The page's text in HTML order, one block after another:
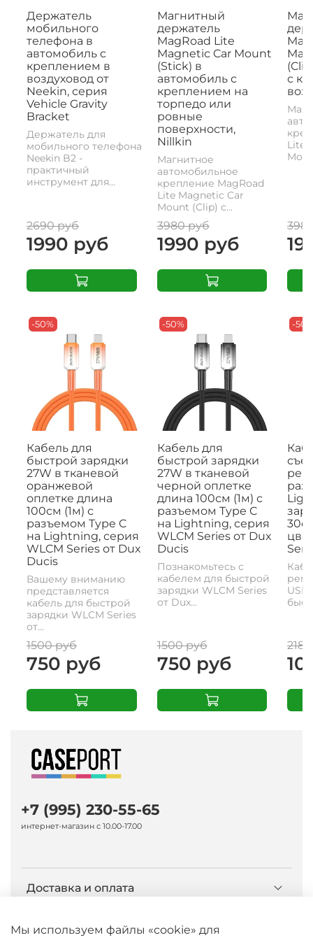
Держатель
мобильного
телефона в
автомобиль с
креплением в
воздуховод от
Neekin, серия
Vehicle Gravity
Bracket
Держатель для
мобильного телефона
Neekin B2 -
практичный
инструмент для...
2690 руб
1990 руб
Магнитный
держатель
MagRoad Lite
Magnetic Car Mount
(Stick) в
автомобиль с
креплением на
торпедо или
ровные
поверхности,
Nillkin
Магнитное
автомобильное
крепление MagRoad
Lite Magnetic Car
Mount (Clip) с...
3980 руб
1990 руб
с
Lite
-50%
Кабель для
быстрой зарядки
27W в тканевой
оранжевой
оплетке длина
100см (1м) с
разъемом Type C
на Lightning, серия
WLCM Series от Dux
Ducis
Вашему вниманию
представляется
кабель для быстрой
зарядки WLCM Series
от...
1500 руб
750 руб
-50%
Кабель для
быстрой зарядки
27W в тканевой
черной оплетке
длина 100см (1м) с
разъемом Type C
на Lightning, серия
WLCM Series от Dux
Ducis
Познакомьтесь с
кабелем для быстрой
зарядки WLCM Series
от Dux...
1500 руб
750 руб
-
Доставка и оплата
О компании Caseport
+7 (995) 230-55-65
интернет-магазин с 10.00-17.00
Мы используем файлы «cookie» для